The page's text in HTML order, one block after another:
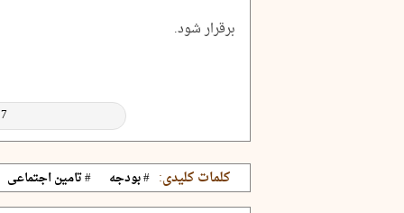
برقرار شود.
کلمات کلیدی: # بودجه # تامین اجتماعی